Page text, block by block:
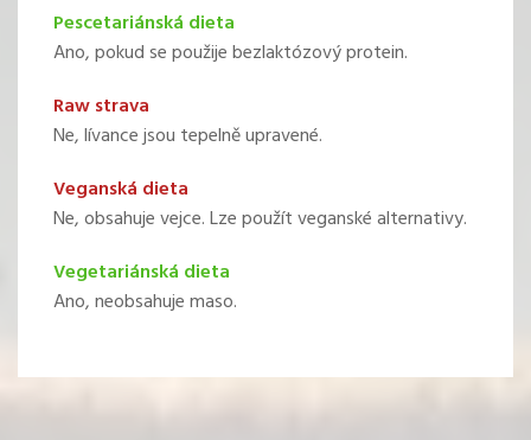
Pescetariánská dieta
Ano, pokud se použije bezlaktózový protein.
Raw strava
Ne, lívance jsou tepelně upravené.
Veganská dieta
Ne, obsahuje vejce. Lze použít veganské alternativy.
Vegetariánská dieta
Ano, neobsahuje maso.